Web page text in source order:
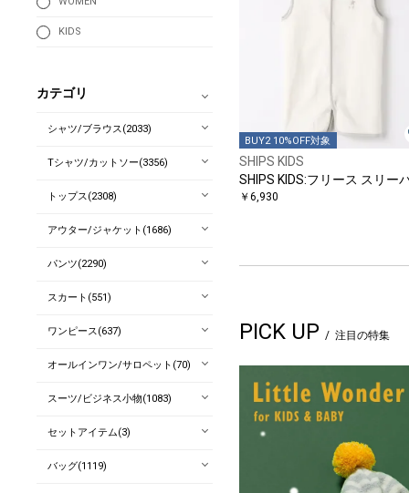
BUY2 10%OFF対象
SHIPS KIDS
SHIPS KIDS:フリース スリー
￥6,930
PICK UP 注目の特集
KIDS
カテゴリ
シャツ/ブラウス(2033)
Tシャツ/カットソー(3356)
トップス(2308)
アウター/ジャケット(1686)
パンツ(2290)
スカート(551)
ワンピース(637)
オールインワン/サロペット(70)
スーツ/ビジネス小物(1083)
セットアイテム(3)
バッグ(1119)